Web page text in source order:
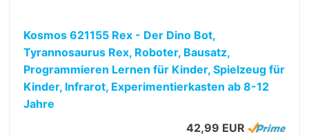
Kosmos 621155 Rex - Der Dino Bot,
Tyrannosaurus Rex, Roboter, Bausatz,
Programmieren Lernen für Kinder, Spielzeug für
Kinder, Infrarot, Experimentierkasten ab 8-12
Jahre
42,99 EUR